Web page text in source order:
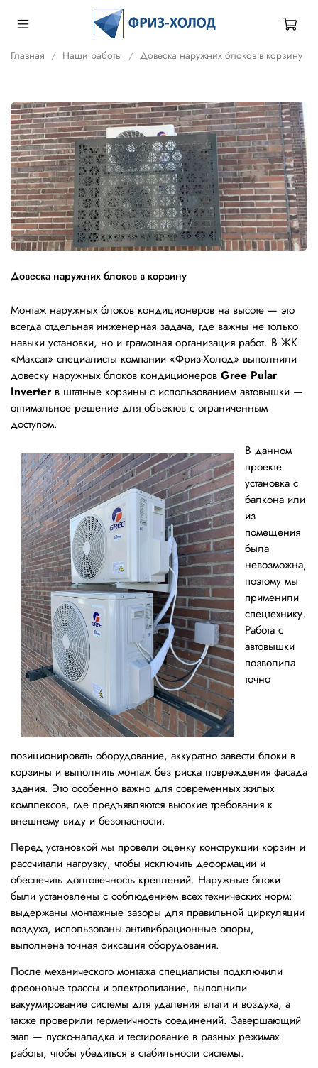
Главная Наши работы Довеска наружних блоков в корзину
Довеска наружних блоков в корзину
Монтаж наружных блоков кондиционеров на высоте — это
всегда отдельная инженерная задача, где важны не только
навыки установки, но и грамотная организация работ. В ЖК
«Максат» специалисты компании «Фриз-Холод» выполнили
довеску наружных блоков кондиционеров Gree Pular
Inverter в штатные корзины с использованием автовышки —
оптимальное решение для объектов с ограниченным
доступом.
В данном
проекте
установка с
балкона или
из
помещения
была
невозможна,
поэтому мы
применили
спецтехнику.
Работа с
автовышки
позволила
точно
позиционировать оборудование, аккуратно завести блоки в
корзины и выполнить монтаж без риска повреждения фасада
здания. Это особенно важно для современных жилых
комплексов, где предъявляются высокие требования к
внешнему виду и безопасности.
Перед установкой мы провели оценку конструкции корзин и
рассчитали нагрузку, чтобы исключить деформации и
обеспечить долговечность креплений. Наружные блоки
были установлены с соблюдением всех технических норм:
выдержаны монтажные зазоры для правильной циркуляции
воздуха, использованы антивибрационные опоры,
выполнена точная фиксация оборудования.
После механического монтажа специалисты подключили
фреоновые трассы и электропитание, выполнили
вакуумирование системы для удаления влаги и воздуха, а
также проверили герметичность соединений. Завершающий
этап — пуско-наладка и тестирование в разных режимах
работы, чтобы убедиться в стабильности системы.